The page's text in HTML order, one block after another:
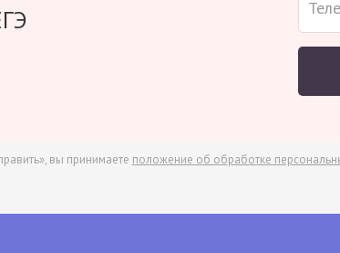
вы принимаете положение об обработке